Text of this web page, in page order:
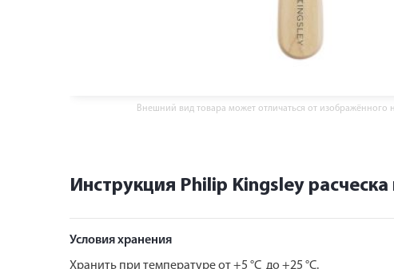
Внешний вид товара может отличаться от изображённого
Инструкция Philip Kingsley
Условия хранения
Хранить при температуре от +5 °C до +25 °C.